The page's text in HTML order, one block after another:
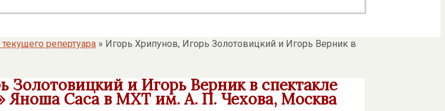
репертуара » Игорь Хрипунов, Игорь Золотовицкий и Игорь Верник в
Золотовицкий и Игорь Верник в спектакле
Яноша Саса в МХТ им. А. П. Чехова, Москва